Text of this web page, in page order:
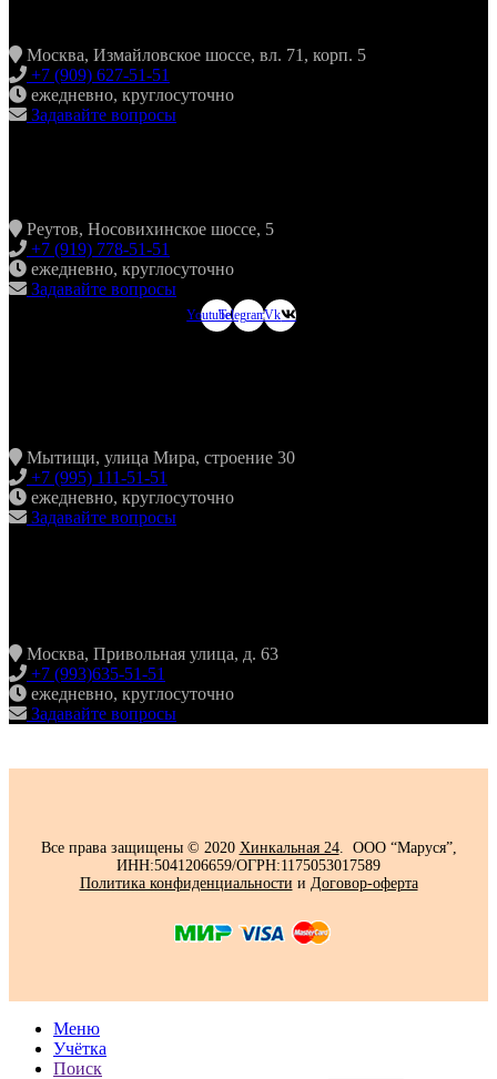
Москва, Измайловское шоссе, вл. 71, корп. 5
+7 (909) 627-51-51
ежедневно, круглосуточно
Задавайте вопросы
Реутов, Носовихинское шоссе, 5
+7 (919) 778-51-51
ежедневно, круглосуточно
Задавайте вопросы
YoutubeTelegramVk
Мытищи, улица Мира, строение 30
+7 (995) 111-51-51
ежедневно, круглосуточно
Задавайте вопросы
Москва, Привольная улица, д. 63
+7 (993)635-51-51
ежедневно, круглосуточно
Задавайте вопросы
Все права защищены © 2020 Хинкальная 24. ООО “Маруся”,
ИНН:5041206659/ОГРН:1175053017589
Политика конфиденциальности‍ и Договор-оферта
Меню
Учётка
Поиск